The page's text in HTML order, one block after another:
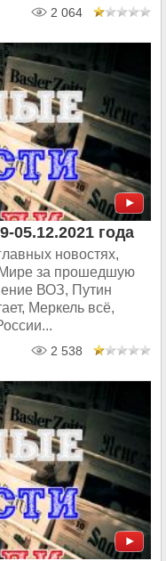
2 064
05.12.2021 года
новостях,
за прошедшую
ВОЗ, Путин
Меркель всё,
2 538